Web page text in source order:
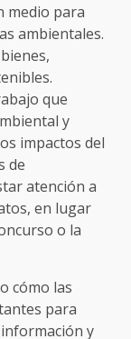
medio para
ambientales.
que
y
impactos del
de
atención a
en lugar
o la
cómo las
para
y